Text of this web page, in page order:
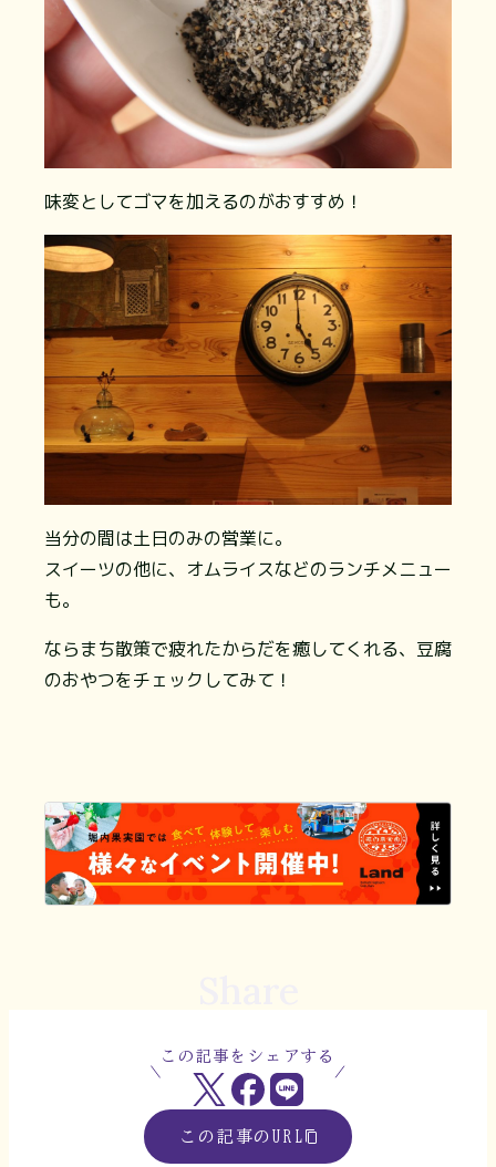
味変としてゴマを加えるのがおすすめ！
当分の間は土日のみの営業に。
スイーツの他に、オムライスなどのランチメニュー
も。
ならまち散策で疲れたからだを癒してくれる、豆腐
のおやつをチェックしてみて！
この記事をシェアする
この記事のURL